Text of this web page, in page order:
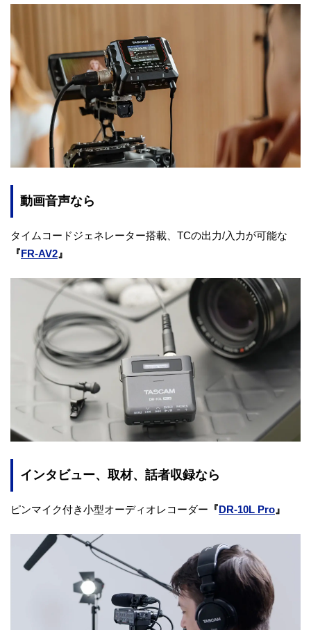
動画音声なら
タイムコードジェネレーター搭載、TCの出力/入力が可能な
『FR-AV2 』
インタビュー、取材、話者収録なら
ピンマイク付き小型オーディオレコーダー 『DR-10L Pro 』